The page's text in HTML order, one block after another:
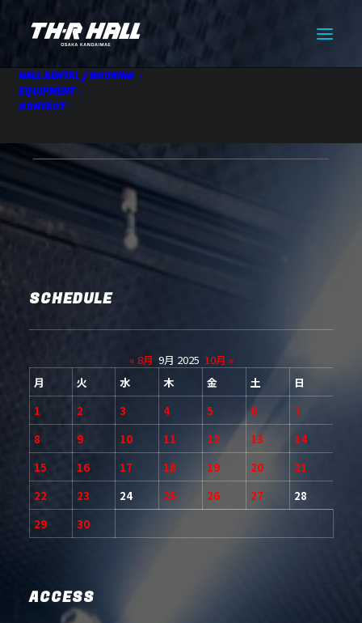
HALL RENTAL / BOOKING
EQUIPMENT
CONTACT
SCHEDULE
« 8月 9月 2025 10月 »
月
火 水 木 金 土
日
1
2 3 4 5 6
7
8
9 10 11 12 13
14
15
16 17 18 19 20
21
22
23 24 25 26 27
28
29
30
ACCESS